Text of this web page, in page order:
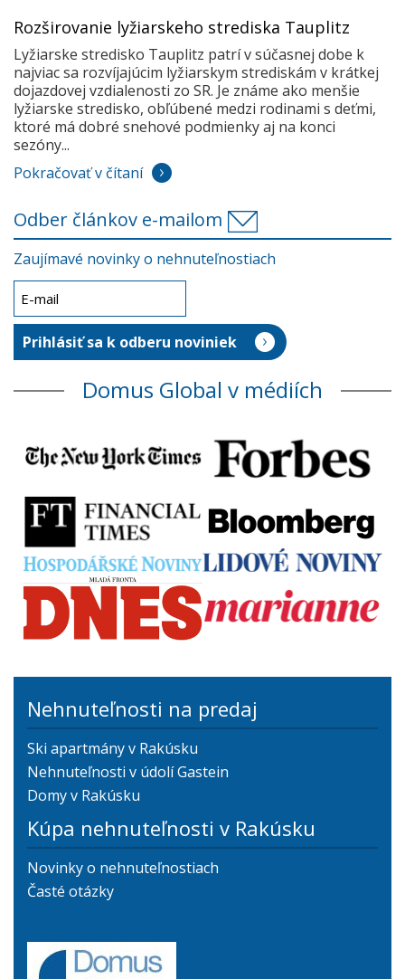
Rozširovanie lyžiarskeho strediska Tauplitz
Lyžiarske stredisko Tauplitz patrí v súčasnej dobe k
najviac sa rozvíjajúcim lyžiarskym strediskám v krátkej
dojazdovej vzdialenosti zo SR. Je známe ako menšie
lyžiarske stredisko, obľúbené medzi rodinami s deťmi,
ktoré má dobré snehové podmienky aj na konci
sezóny...
Pokračovať v čítaní
Odber článkov e-mailom
Zaujímavé novinky o nehnuteľnostiach
Domus Global v médiích
Nehnuteľnosti na predaj
Ski apartmány v Rakúsku
Nehnuteľnosti v údolí Gastein
Domy v Rakúsku
Kúpa nehnuteľnosti v Rakúsku
Novinky o nehnuteľnostiach
Časté otázky